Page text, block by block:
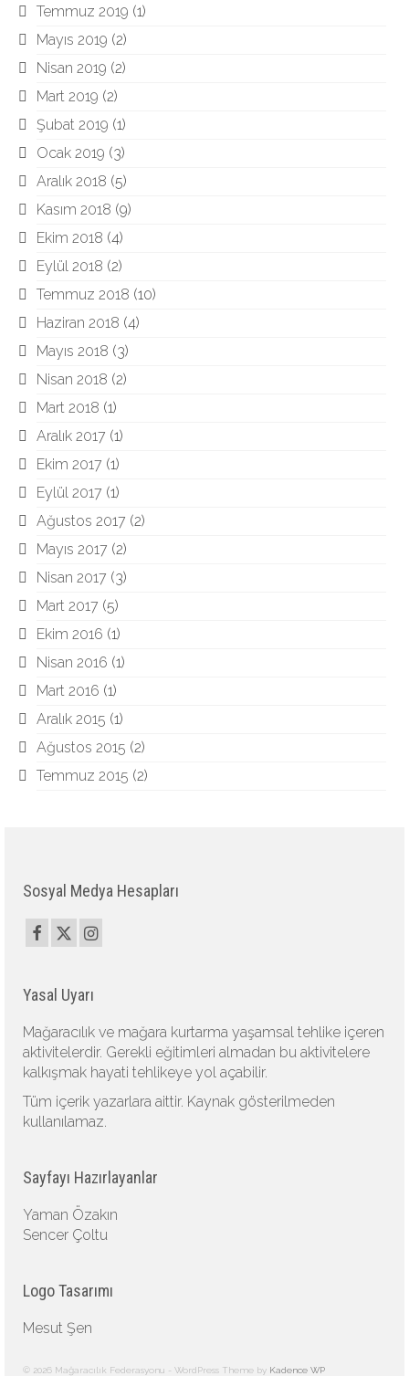
Temmuz 2019 (1)
Mayıs 2019 (2)
Nisan 2019 (2)
Mart 2019 (2)
Şubat 2019 (1)
Ocak 2019 (3)
Aralık 2018 (5)
Kasım 2018 (9)
Ekim 2018 (4)
Eylül 2018 (2)
Temmuz 2018 (10)
Haziran 2018 (4)
Mayıs 2018 (3)
Nisan 2018 (2)
Mart 2018 (1)
Aralık 2017 (1)
Ekim 2017 (1)
Eylül 2017 (1)
Ağustos 2017 (2)
Mayıs 2017 (2)
Nisan 2017 (3)
Mart 2017 (5)
Ekim 2016 (1)
Nisan 2016 (1)
Mart 2016 (1)
Aralık 2015 (1)
Ağustos 2015 (2)
Temmuz 2015 (2)
Sosyal Medya Hesapları
Yasal Uyarı
Mağaracılık ve mağara kurtarma yaşamsal tehlike içeren
aktivitelerdir. Gerekli eğitimleri almadan bu aktivitelere
kalkışmak hayati tehlikeye yol açabilir.
Tüm içerik yazarlara aittir. Kaynak gösterilmeden
kullanılamaz.
Sayfayı Hazırlayanlar
Yaman Özakın
Sencer Çoltu
Logo Tasarımı
Mesut Şen
© 2026 Mağaracılık Federasyonu - WordPress Theme by Kadence WP